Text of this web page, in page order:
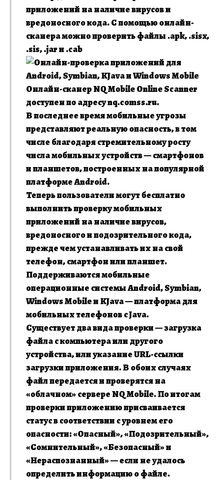
приложений на наличие вирусов и
вредоносного кода. С помощью онлайн-
сканера можно проверить файлы .apk, .sisx,
.sis, .jar и .cab
Онлайн-сканер NQ Mobile Online Scanner
доступен по адресу nq.comss.ru.
В последнее время мобильные угрозы
представляют реальную опасность, в том
числе благодаря стремительному росту
числа мобильных устройств — смартфонов
и планшетов, построенных на популярной
платформе Android.
Теперь пользователи могут бесплатно
выполнить проверку мобильных
приложений на наличие вирусов,
вредоносного и подозрительного кода,
прежде чем устанавливать их на свой
телефон, смартфон или планшет.
Поддерживаются мобильные
операционные системы Android, Symbian,
Windows Mobile и KJava — платформа для
мобильных телефонов с Java.
Существует два вида проверки — загрузка
файла с компьютера или другого
устройства, или указание URL-ссылки
загрузки приложения. В обоих случаях
файл передается и проверятся на
«облачном» сервере NQ Mobile. По итогам
проверки приложению присваивается
статус в соответствии с уровнем его
опасности: «Опасный», «Подозрительный»,
«Сомнительный», «Безопасный» и
«Нераспознанный» — если не удалось
определить информацию о файле.